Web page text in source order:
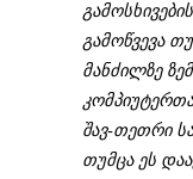
გამოწვევა
მანძილზე
შავ-თეთრი
თუმცა ეს